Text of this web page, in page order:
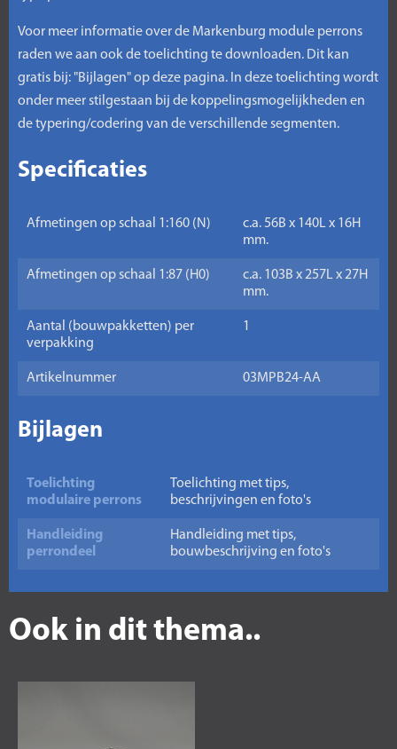
Voor meer informatie over de Markenburg module perrons
raden we aan ook de toelichting te downloaden. Dit kan
gratis bij: "Bijlagen" op deze pagina. In deze toelichting wordt
onder meer stilgestaan bij de koppelingsmogelijkheden en
de typering/codering van de verschillende segmenten.
Specificaties
Afmetingen op schaal 1:160 (N)
c.a. 56B x 140L x 16H
mm.
Afmetingen op schaal 1:87 (H0)
c.a. 103B x 257L x 27H
mm.
Aantal (bouwpakketten) per
verpakking
1
Artikelnummer 03MPB24-AA
Bijlagen
Toelichting
modulaire perrons
Toelichting met tips,
beschrijvingen en foto's
Handleiding
perrondeel
Handleiding met tips,
bouwbeschrijving en foto's
Ook in dit thema..